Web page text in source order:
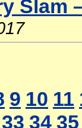
Slam
9 10 11
33 34 35